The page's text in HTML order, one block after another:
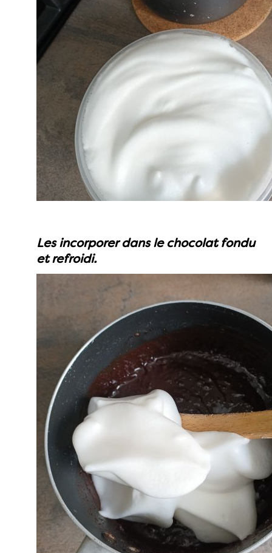
Les incorporer dans le chocolat fondu
et refroidi.